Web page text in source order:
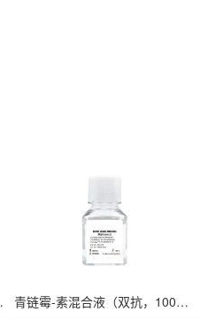
酚红） 青链霉-素混合液（双抗，100×）